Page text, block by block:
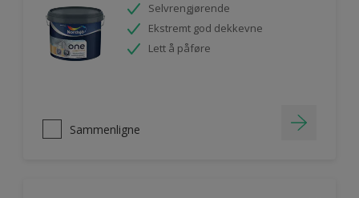
Selvrengjørende
Ekstremt god dekkevne
Lett å påføre
Sammenligne